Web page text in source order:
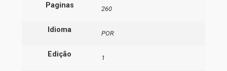
Paginas 260
Idioma POR
Edição 1